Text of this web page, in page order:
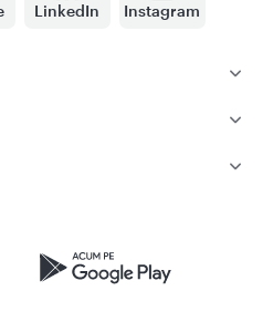
LinkedIn Instagram